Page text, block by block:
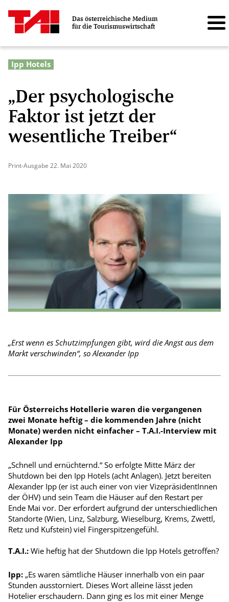
Das österreichische Medium
für die Tourismuswirtschaft
Ipp Hotels
„Der psychologische
Faktor ist jetzt der
wesentliche Treiber“
Print-Ausgabe 22. Mai 2020
„Erst wenn es Schutz­impfungen gibt, wird die Angst aus dem
Markt verschwinden“, so Alexander Ipp
Für Österreichs Hotellerie waren die vergangenen
zwei Monate heftig – die kommenden Jahre (nicht
Monate) werden nicht einfacher – T.A.I.-Interview mit
Alexander Ipp
„Schnell und ernüchternd.“ So erfolgte Mitte März der
Shutdown bei den Ipp Hotels (acht Anlagen). Jetzt bereiten
Alexander Ipp (er ist auch einer von vier VizepräsidentInnen
der ÖHV) und sein Team die Häuser auf den Restart per
Ende Mai vor. Der erfordert aufgrund der unterschiedlichen
Standorte (Wien, Linz, Salzburg, Wieselburg, Krems, Zwettl,
Retz und Kufstein) viel Finger­spitzengefühl.
T.A.I.: Wie heftig hat der Shutdown die Ipp Hotels getroffen?
Ipp: „Es waren sämtliche Häuser innerhalb von ein paar
Stunden ausstorniert. Dieses Wort alleine lässt jeden
Hotelier erschaudern. Dann ging es los mit einer Menge